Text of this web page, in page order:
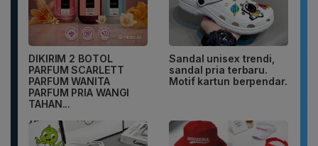
DIKIRIM 2 BOTOL
PARFUM SCARLETT
PARFUM WANITA
PARFUM PRIA WANGI
TAHAN...
Sandal unisex trendi,
sandal pria terbaru.
Motif kartun berpendar.